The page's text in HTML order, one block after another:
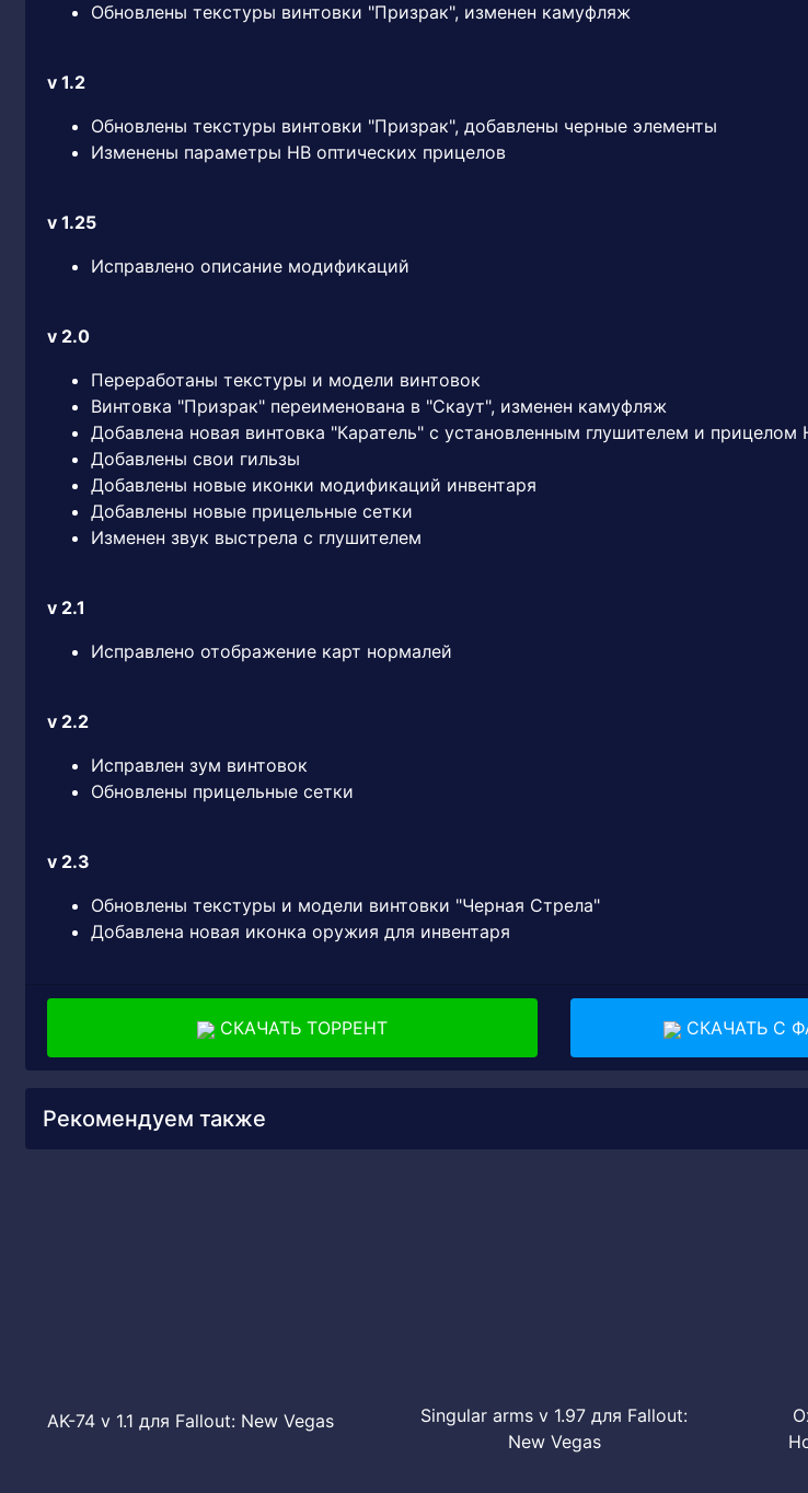
Обновлены текстуры винтовки "Призрак", изменен камуфляж
v 1.2
Обновлены текстуры винтовки "Призрак", добавлены черные элементы
Изменены параметры НВ оптических прицелов
v 1.25
Исправлено описание модификаций
v 2.0
Переработаны текстуры и модели винтовок
Винтовка "Призрак" переименована в "Скаут", изменен камуфляж
Добавлена новая винтовка "Каратель" с установленным глушителем и прицелом
Добавлены свои гильзы
Добавлены новые иконки модификаций инвентаря
Добавлены новые прицельные сетки
Изменен звук выстрела с глушителем
v 2.1
Исправлено отображение карт нормалей
v 2.2
Исправлен зум винтовок
Обновлены прицельные сетки
v 2.3
Обновлены текстуры и модели винтовки "Черная Стрела"
Добавлена новая иконка оружия для инвентаря
СКАЧАТЬ ТОРРЕНТ СКАЧАТЬ С
Рекомендуем также
АK-74 v 1.1 для Fallout: New Vegas
Singular arms v 1.97 для Fallout:
New Vegas